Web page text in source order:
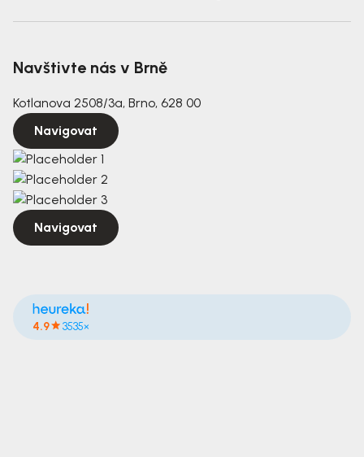
Navštivte nás v Brně
Kotlanova 2508/3a, Brno, 628 00
Navigovat
Navigovat
4.9 3535×